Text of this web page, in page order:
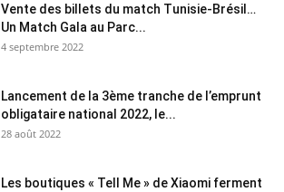
Vente des billets du match Tunisie-Brésil…
Un Match Gala au Parc...
4 septembre 2022
Lancement de la 3ème tranche de l’emprunt
obligataire national 2022, le...
28 août 2022
Les boutiques « Tell Me » de Xiaomi ferment